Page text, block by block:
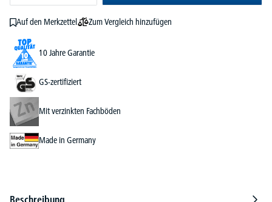
Auf den Merkzettel Zum Vergleich hinzufügen
10 Jahre Garantie
GS-zertifiziert
Mit verzinkten Fachböden
Made in Germany
Beschreibung